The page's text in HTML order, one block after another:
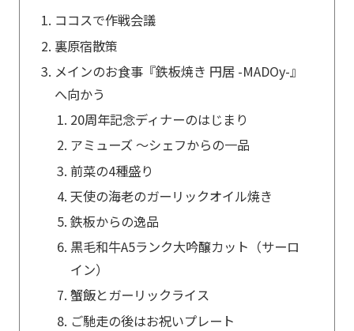
ココスで作戦会議
裏原宿散策
メインのお食事『鉄板焼き 円居 -MADOy-』
へ向かう
20周年記念ディナーのはじまり
アミューズ 〜シェフからの一品
前菜の4種盛り
天使の海老のガーリックオイル焼き
鉄板からの逸品
黒毛和牛A5ランク大吟醸カット（サーロ
イン）
蟹飯とガーリックライス
ご馳走の後はお祝いプレート